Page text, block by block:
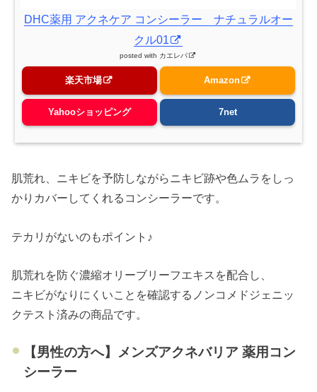
DHC薬用 アクネケア コンシーラー ナチュラルオー
クル01
posted with カエレバ
楽天市場 Amazon
Yahooショッピング 7net
肌荒れ、ニキビを予防しながらニキビ跡や色ムラをしっ
かりカバーしてくれるコンシーラーです。
テカリがないのもポイント♪
肌荒れを防ぐ濃縮オリーブリーフエキスを配合し、
ニキビがなりにくいことを確認するノンコメドジェニッ
クテスト済みの商品です。
【男性の方へ】メンズアクネバリア 薬用コン
シーラー